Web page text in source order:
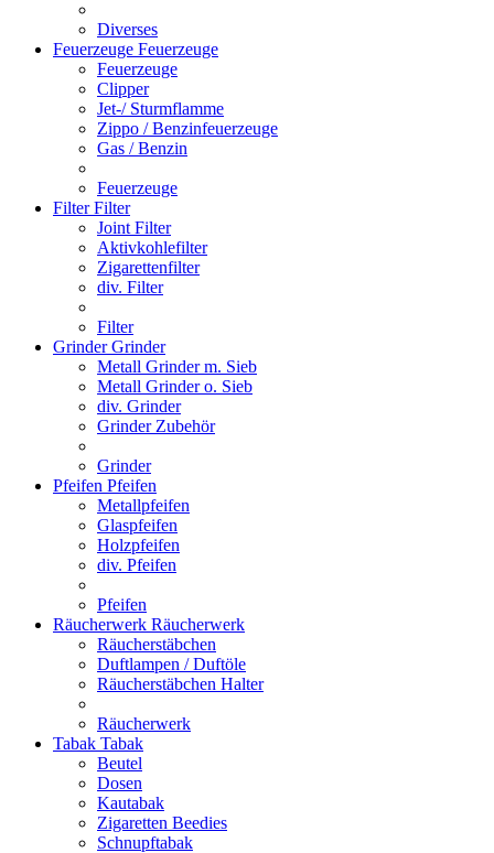
Diverses
Feuerzeuge Feuerzeuge
Feuerzeuge
Clipper
Jet-/ Sturmflamme
Zippo / Benzinfeuerzeuge
Gas / Benzin
Feuerzeuge
FilterFilter
Joint Filter
Aktivkohlefilter
Zigarettenfilter
div. Filter
Filter
GrinderGrinder
Metall Grinder m. Sieb
Metall Grinder o. Sieb
div. Grinder
Grinder Zubehör
Grinder
Pfeifen Pfeifen
Metallpfeifen
Glaspfeifen
Holzpfeifen
div. Pfeifen
Pfeifen
Räucherwerk Räucherwerk
Räucherstäbchen
Duftlampen / Duftöle
Räucherstäbchen Halter
Räucherwerk
Tabak Tabak
Beutel
Dosen
Kautabak
Zigaretten Beedies
Schnupftabak